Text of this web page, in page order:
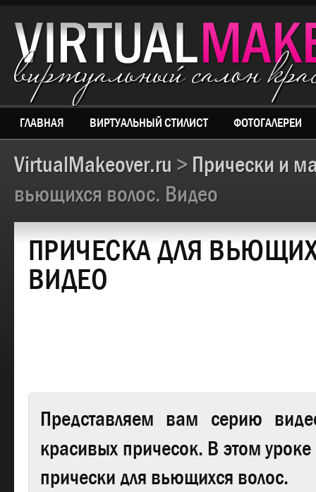
виртуальный салон
ГЛАВНАЯ ВИРТУАЛЬНЫЙ СТИЛИСТ ФОТОГАЛЕРЕИ
VirtualMakeover.ru > Прически и
вьющихся волос. Видео
ПРИЧЕСКА ДЛЯ
ВИДЕО
Представляем вам серию
красивых причесок. В этом
прически для вьющихся волос.